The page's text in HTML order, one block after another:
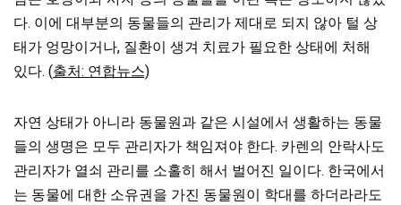
다. 이에 대부분의 동물들의 관리가 제대로 되지 않아 털 상
태가 엉망이거나, 질환이 생겨 치료가 필요한 상태에 처해
있다. (출처: 연합뉴스)
자연 상태가 아니라 동물원과 같은 시설에서 생활하는 동물
들의 생명은 모두 관리자가 책임져야 한다. 카렌의 안락사도
관리자가 열쇠 관리를 소홀히 해서 벌어진 일이다. 한국에서
는 동물에 대한 소유권을 가진 동물원이 학대를 하더라라도